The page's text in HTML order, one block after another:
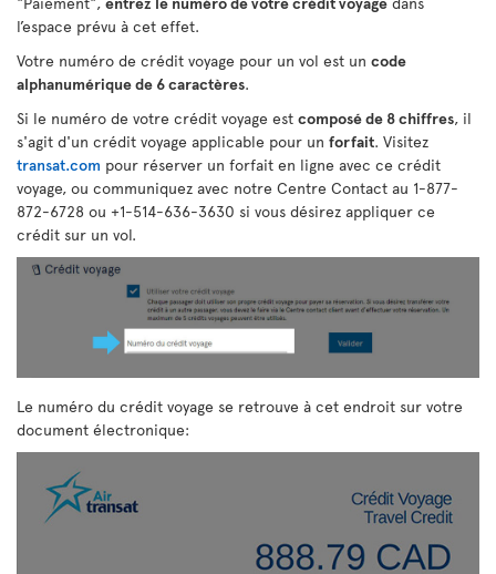
l’espace prévu à cet effet.
Votre numéro de crédit voyage pour un vol est un code
alphanumérique de 6 caractères.
Si le numéro de votre crédit voyage est composé de 8 chiffres, il
s'agit d'un crédit voyage applicable pour un forfait. Visitez
transat.com pour réserver un forfait en ligne avec ce crédit
voyage, ou communiquez avec notre Centre Contact au 1-877-
872-6728 ou +1-514-636-3630 si vous désirez appliquer ce
crédit sur un vol.
Le numéro du crédit voyage se retrouve à cet endroit sur votre
document électronique: